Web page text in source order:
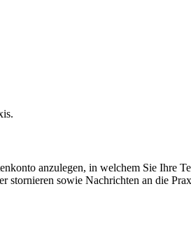
anzulegen, in welchem Sie Ihre
sowie Nachrichten an die